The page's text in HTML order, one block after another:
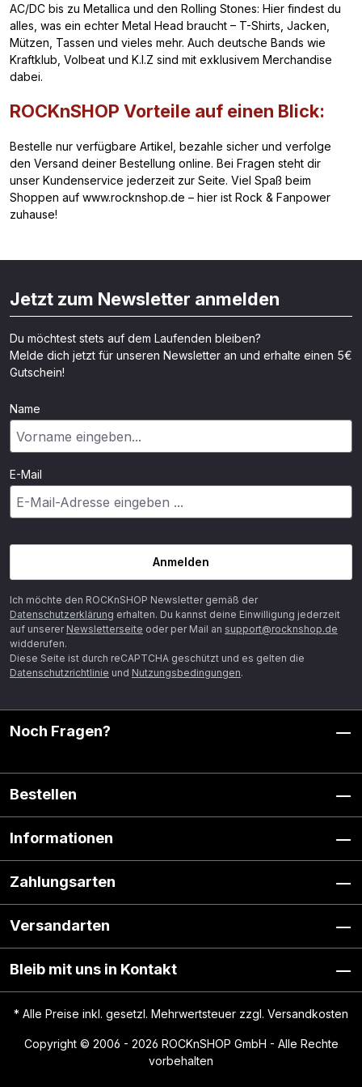
AC/DC bis zu Metallica und den Rolling Stones: Hier findest du
alles, was ein echter Metal Head braucht – T-Shirts, Jacken,
Mützen, Tassen und vieles mehr. Auch deutsche Bands wie
Kraftklub, Volbeat und K.I.Z sind mit exklusivem Merchandise
dabei.
ROCKnSHOP Vorteile auf einen Blick:
Bestelle nur verfügbare Artikel, bezahle sicher und verfolge
den Versand deiner Bestellung online. Bei Fragen steht dir
unser Kundenservice jederzeit zur Seite. Viel Spaß beim
Shoppen auf www.rocknshop.de – hier ist Rock & Fanpower
zuhause!
Jetzt zum Newsletter anmelden
Du möchtest stets auf dem Laufenden bleiben?
Melde dich jetzt für unseren Newsletter an und erhalte einen 5€
Gutschein!
Name
E-Mail
Anmelden
Ich möchte den ROCKnSHOP Newsletter gemäß der
Datenschutzerklärung erhalten. Du kannst deine Einwilligung jederzeit
auf unserer Newsletterseite oder per Mail an support@rocknshop.de
widderufen.
Diese Seite ist durch reCAPTCHA geschützt und es gelten die
Datenschutzrichtlinie und Nutzungsbedingungen.
Noch Fragen?
Bestellen
Informationen
Zahlungsarten
Versandarten
Bleib mit uns in Kontakt
* Alle Preise inkl. gesetzl. Mehrwertsteuer zzgl. Versandkosten
Copyright © 2006 - 2026 ROCKnSHOP GmbH - Alle Rechte
vorbehalten